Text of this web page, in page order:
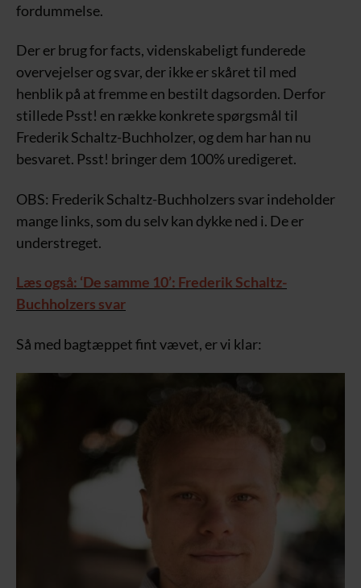
fordummelse.
Der er brug for facts, videnskabeligt funderede
overvejelser og svar, der ikke er skåret til med
henblik på at fremme en bestilt dagsorden. Derfor
stillede Psst! en række konkrete spørgsmål til
Frederik Schaltz-Buchholzer, og dem har han nu
besvaret. Psst! bringer dem 100% uredigeret.
OBS: Frederik Schaltz-Buchholzers svar indeholder
mange links, som du selv kan dykke ned i. De er
understreget.
Læs også: ‘De samme 10’: Frederik Schaltz-
Buchholzers svar
Så med bagtæppet fint vævet, er vi klar: